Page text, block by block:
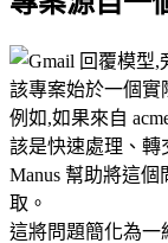
該專案始於一個實
例如,如果來自
該是快速處理、轉
Manus 幫助將這
取。
這將問題簡化為一